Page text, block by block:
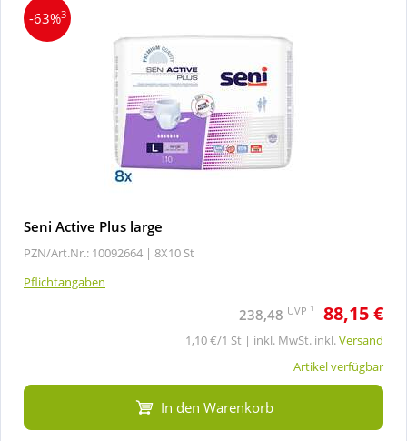
-63%3
Seni Active Plus large
PZN/Art.Nr.: 10092664 | 8X10 St
Pflichtangaben
238,48 UVP 1 88,15 €
1,10 €/1 St | inkl. MwSt. inkl.Versand
Artikel verfügbar
In den Warenkorb